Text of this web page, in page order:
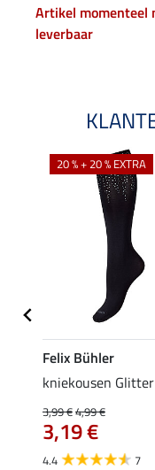
Artikel momenteel
leverbaar
20 % + 20 % EXTRA
Felix Bühler
kniekousen Glitter
3,99 €4,99 €
3,19 €
4.4 7